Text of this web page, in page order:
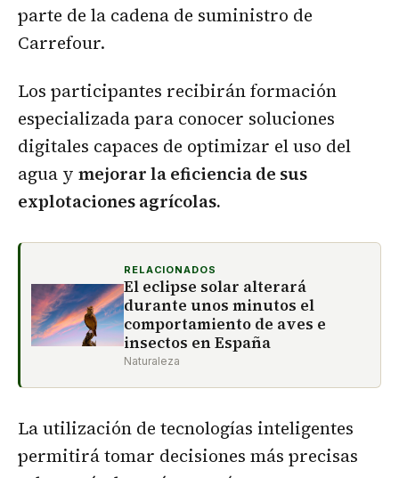
parte de la cadena de suministro de
Carrefour.
Los participantes recibirán formación
especializada para conocer soluciones
digitales capaces de optimizar el uso del
agua y mejorar la eficiencia de sus
explotaciones agrícolas.
RELACIONADOS
El eclipse solar alterará
durante unos minutos el
comportamiento de aves e
insectos en España
Naturaleza
La utilización de tecnologías inteligentes
permitirá tomar decisiones más precisas